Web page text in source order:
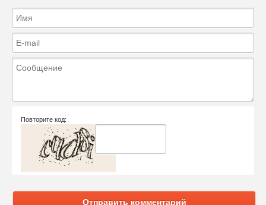
Повторите код:
Отправить комментарий